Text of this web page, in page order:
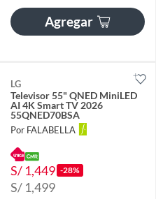
Agregar
LG
Televisor 55" QNED MiniLED
AI 4K Smart TV 2026
55QNED70BSA
Por FALABELLA
S/ 1,449 -28%
S/ 1,499